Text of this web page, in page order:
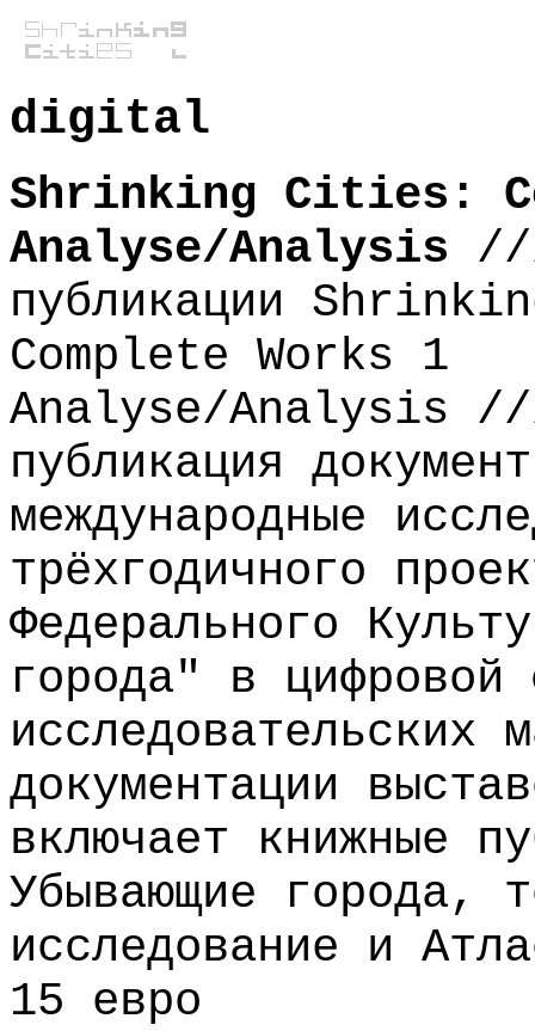
digital
Shrinking Cities:
Analyse/Analysis
публикации
Complete Works 1
Analyse/Analysis
публикация
международные
трёхгодичного
Федерального
города" в
исследовательских
документации
включает книжные
Убывающие города,
исследование и
15 евро